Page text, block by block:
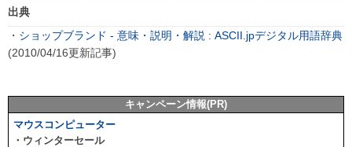
出典
・ ショップブランド - 意味・説明・解説 : ASCII.jpデジタル用語辞典
(2010/04/16更新記事)
キャンペーン情報(PR)
マウスコンピューター
・ウィンターセール